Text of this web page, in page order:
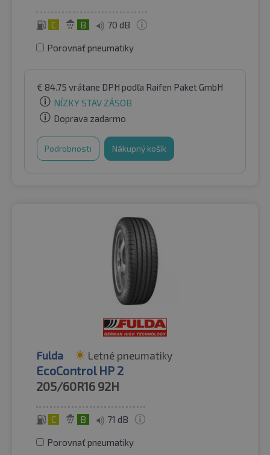
C B 70 dB
Porovnať pneumatiky
€ 84.75 vrátane DPH podľa Raifen Paket GmbH
NÍZKY STAV ZÁSOB
Doprava zadarmo
Podrobnosti Nákupný košík
Fulda Letné pneumatiky
EcoControl HP 2
205/60R16 92H
C B 71 dB
Porovnať pneumatiky